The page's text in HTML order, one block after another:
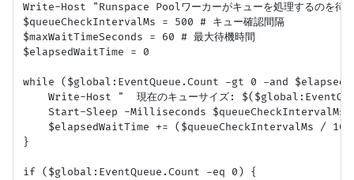
Write-Host "Runspace Poolワーカーがキューを処理するのを
$queueCheckIntervalMs = 500 # キュー確認間隔
$maxWaitTimeSeconds = 60 # 最大待機時間
$elapsedWaitTime = 0
while ($global:EventQueue.Count -gt 0 -and
Write-Host "  現在のキューサイズ:
    Start-Sleep -Milliseconds $queueCheckIntervalMs
$elapsedWaitTime += ($queueCheckIntervalMs /
}
if ($global:EventQueue.Count -eq 0) {